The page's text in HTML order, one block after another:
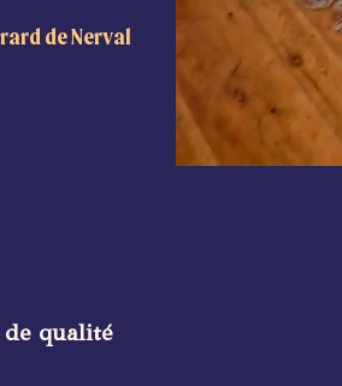
de Nerval
qualité